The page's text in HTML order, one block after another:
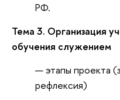
РФ.
Тема 3. Организация
обучения служением
этапы проекта
рефлексия)